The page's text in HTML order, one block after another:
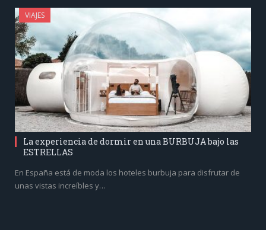
VIAJES
La experiencia de dormir en una BURBUJA bajo las
ESTRELLAS
En España está de moda los hoteles burbuja para disfrutar de
unas vistas increíbles y…